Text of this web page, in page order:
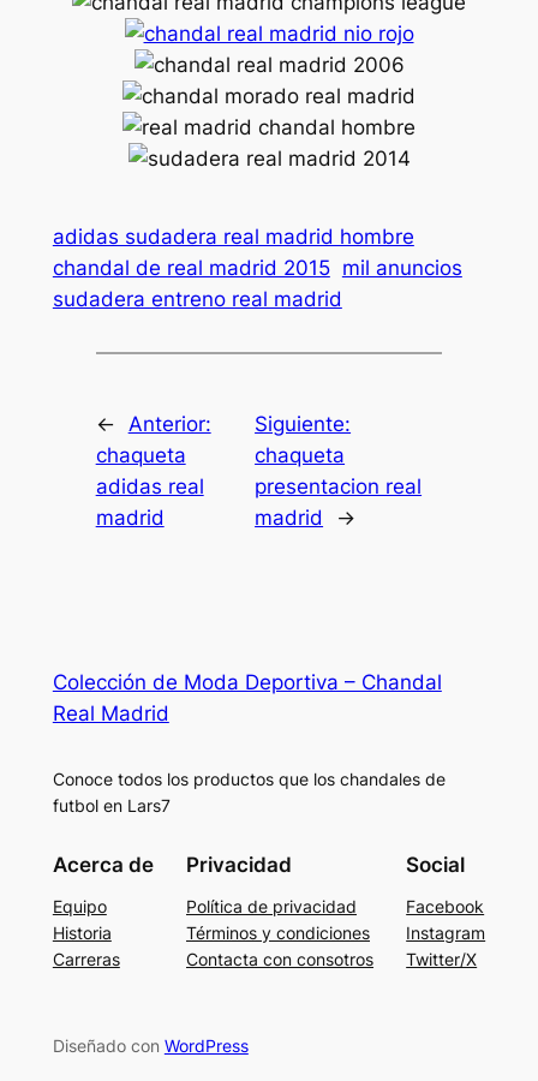
adidas sudadera real madrid hombre
chandal de real madrid 2015 mil anuncios
sudadera entreno real madrid
←
Anterior:
chaqueta
adidas real
madrid
Siguiente:
chaqueta
presentacion real
madrid
→
Colección de Moda Deportiva – Chandal
Real Madrid
Conoce todos los productos que los chandales de
futbol en Lars7
Acerca de
Equipo
Historia
Carreras
Privacidad
Política de privacidad
Términos y condiciones
Contacta con consotros
Social
Facebook
Instagram
Twitter/X
Diseñado con WordPress